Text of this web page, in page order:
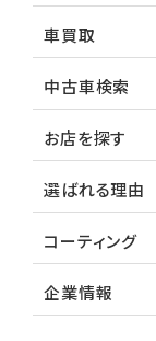
車買取
中古車検索
お店を探す
選ばれる理由
コーティング
企業情報